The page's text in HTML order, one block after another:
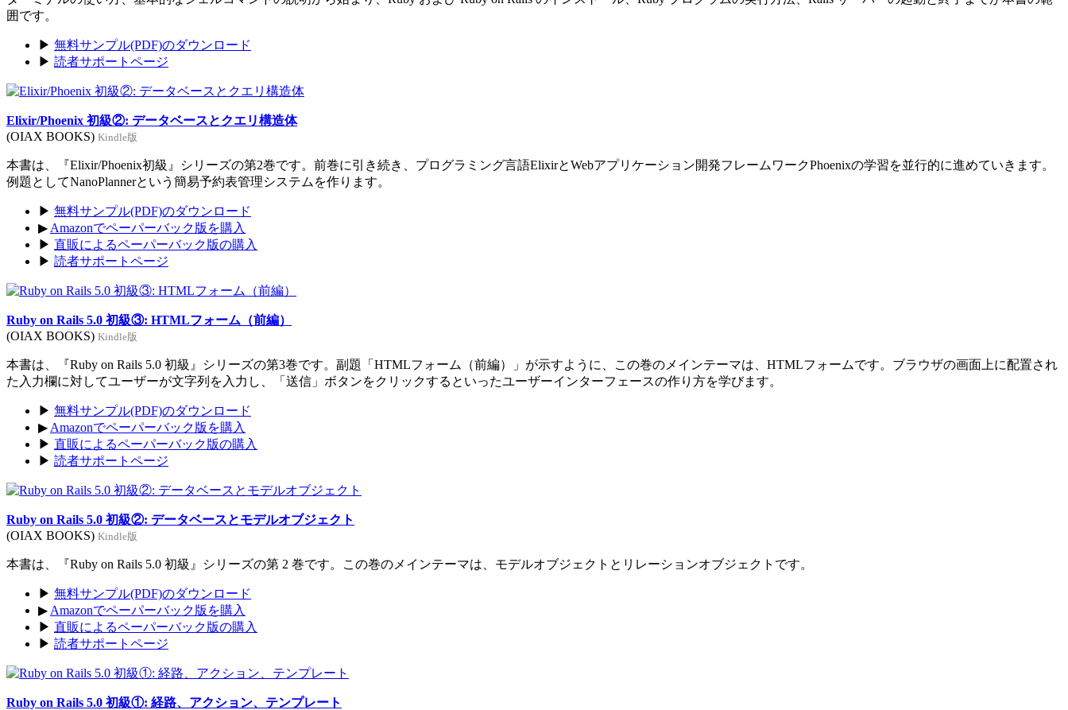
囲です。
▶ 無料サンプル(PDF)のダウンロード
▶ 読者サポートページ
Elixir/Phoenix 初級②: データベースとクエリ構造体
(OIAX BOOKS) Kindle版
本書は、『Elixir/Phoenix初級』シリーズの第2巻です。前巻に引き続き、プログラミング言語ElixirとWebアプリケーション開発フレームワークPhoenixの学習を並行的に進めていきます。
例題としてNanoPlannerという簡易予約表管理システムを作ります。
▶ 無料サンプル(PDF)のダウンロード
▶ Amazonでペーパーバック版を購入
▶ 直販によるペーパーバック版の購入
▶ 読者サポートページ
Ruby on Rails 5.0 初級③: HTMLフォーム（前編）
(OIAX BOOKS) Kindle版
本書は、『Ruby on Rails 5.0 初級』シリーズの第3巻です。副題「HTMLフォーム（前編）」が示すように、この巻のメインテーマは、HTMLフォームです。ブラウザの画面上に配置され
た入力欄に対してユーザーが文字列を入力し、「送信」ボタンをクリックするといったユーザーインターフェースの作り方を学びます。
▶ 無料サンプル(PDF)のダウンロード
▶ Amazonでペーパーバック版を購入
▶ 直販によるペーパーバック版の購入
▶ 読者サポートページ
Ruby on Rails 5.0 初級②: データベースとモデルオブジェクト
(OIAX BOOKS) Kindle版
本書は、『Ruby on Rails 5.0 初級』シリーズの第 2 巻です。この巻のメインテーマは、モデルオブジェクトとリレーションオブジェクトです。
▶ 無料サンプル(PDF)のダウンロード
▶ Amazonでペーパーバック版を購入
▶ 直販によるペーパーバック版の購入
▶ 読者サポートページ
Ruby on Rails 5.0 初級①: 経路、アクション、テンプレート